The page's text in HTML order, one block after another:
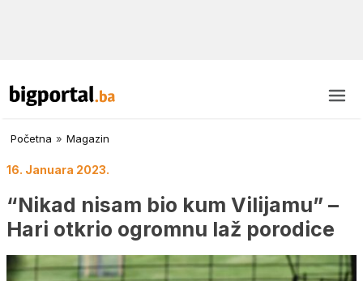
Početna » Magazin
16. Januara 2023.
“Nikad nisam bio kum Vilijamu” –
Hari otkrio ogromnu laž porodice